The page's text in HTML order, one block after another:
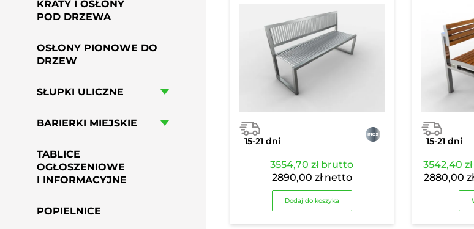
15-21 dni
3554,70złbrutto
2890,00 złnetto
Dodaj do koszyka
15-21 dni
3542,40 zł
2880,00zł
KRATY I OSŁONY
POD DRZEWA
OSŁONY PIONOWE DO
DRZEW
SŁUPKI ULICZNE
BARIERKI MIEJSKIE
TABLICE
OGŁOSZENIOWE
I INFORMACYJNE
POPIELNICE